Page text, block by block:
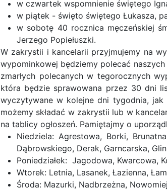
w czwartek wspomnienie świętego
w piątek - święto świętego Łukasza,
w sobotę 40 rocznica męczeńskiej
Jerzego Popiełuszki.
W zakrystii i kancelarii przyjmujemy na
wypominkowej będziemy polecać
zmarłych polecanych w tegorocznych
która będzie sprawowana przez 30 dni
wyczytywane w kolejne dni tygodnia, jak
możemy składać w zakrystii lub w
na tablicy ogłoszeń. Pamiętajmy o
Niedziela: Agrestowa, Borki,
Dąbrowskiego, Derak, Garncarska,
Poniedziałek: Jagodowa, Kwarcowa,
Wtorek: Letnia, Lasanek, Łazienna,
Środa: Mazurki, Nadbrzeżna,